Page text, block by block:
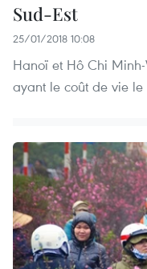
Sud-Est
25/01/2018 10:08
Hanoï et Hô Chi
ayant le coût de vie le